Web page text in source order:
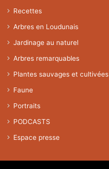
Recettes
Arbres en Loudunais
Jardinage au naturel
Arbres remarquables
Plantes sauvages et cultivées
Faune
Portraits
PODCASTS
Espace presse